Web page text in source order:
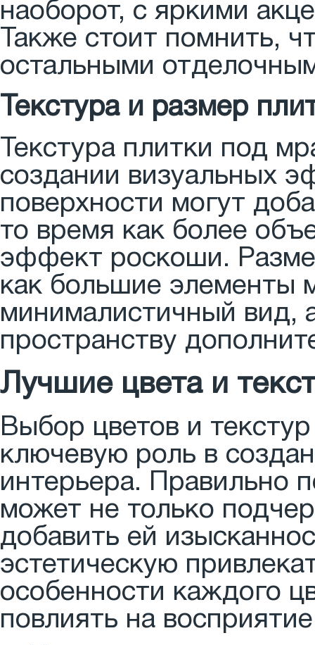
наоборот, с яркими
Также стоит помнить,
остальными
Текстура и размер
Текстура плитки под
создании визуальных
поверхности могут
то время как более
эффект роскоши.
как большие элементы
минималистичный вид,
пространству
Лучшие цвета и
Выбор цветов и
ключевую роль в
интерьера. Правильно
может не только
добавить ей
эстетическую
особенности каждого
повлиять на